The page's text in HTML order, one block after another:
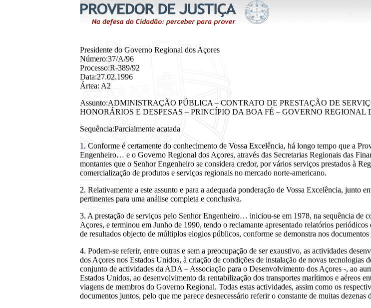
Presidente do Governo Regional dos Açores
Número:37/A/96
Processo:R-389/92
Data:27.02.1996
Ártea: A2
Assunto:ADMINISTRAÇÃO PÚBLICA – CONTRATO DE PRESTAÇÃO DE
HONORÁRIOS E DESPESAS – PRINCÍPIO DA BOA FÉ – GOVERNO REGIONAL
Sequência:Parcialmente acatada
1. Conforme é certamente do conhecimento de Vossa Excelência, há longo tempo que a
Engenheiro… e o Governo Regional dos Açores, através das Secretarias Regionais das
montantes que o Senhor Engenheiro se considera credor, por vários serviços prestados à
comercialização de produtos e serviços regionais no mercado norte-americano.
2. Relativamente a este assunto e para a adequada ponderação de Vossa Excelência, junto
pertinentes para uma análise completa e conclusiva.
3. A prestação de serviços pelo Senhor Engenheiro… iniciou-se em 1978, na sequência de
Açores, e terminou em Junho de 1990, tendo o reclamante apresentado relatórios
de resultados objecto de múltiplos elogios públicos, conforme se demonstra nos documentos
4. Podem-se referir, entre outras e sem a preocupação de ser exaustivo, as actividades
dos Açores nos Estados Unidos, à criação de condições de instalação de novas tecnologias
conjunto de actividades da ADA – Associação para o Desenvolvimento dos Açores -, ao
Estados Unidos, ao desenvolvimento da rentabilização dos transportes marítimos e aéreos
viagens de membros do Governo Regional. Todas estas actividades, assim como os
documentos juntos, pelo que me parece desnecessário referir o constante de muitas dezenas